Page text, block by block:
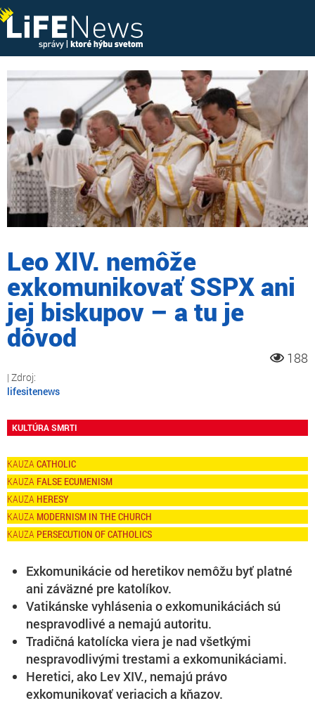
Leo XIV. nemôže
exkomunikovať SSPX ani
jej biskupov – a tu je
dôvod
188
lifesitenews
KULTÚRA SMRTI
CATHOLIC
FALSE ECUMENISM
HERESY
MODERNISM IN THE CHURCH
PERSECUTION OF CATHOLICS
Exkomunikácie od heretikov nemôžu byť platné
ani záväzné pre katolíkov.
Vatikánske vyhlásenia o exkomunikáciách sú
nespravodlivé a nemajú autoritu.
Tradičná katolícka viera je nad všetkými
nespravodlivými trestami a exkomunikáciami.
Heretici, ako Lev XIV., nemajú právo
exkomunikovať veriacich a kňazov.